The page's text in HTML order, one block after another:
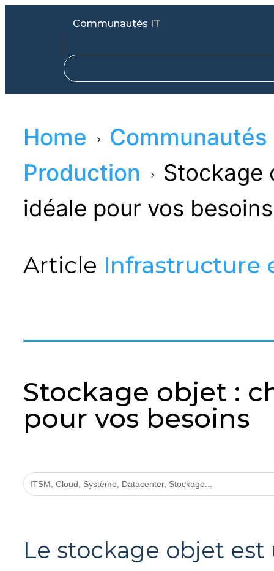
Communautés IT
Home 5 Communautés
Production 5
Stockage
idéale pour vos besoins
Article Infrastructure
Stockage objet :
pour vos besoins
Le stockage objet